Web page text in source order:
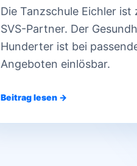
Die Tanzschule Eichler
SVS-Partner. Der
Hunderter ist bei
Angeboten einlösbar.
Beitrag lesen →